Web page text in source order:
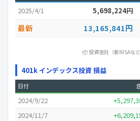
2025/4/1 5,698,224円
最新 13,165,841円
📦 投資信託（新NISAなど
401k インデックス投資 損益
日付
2024/9/22
2024/11/7